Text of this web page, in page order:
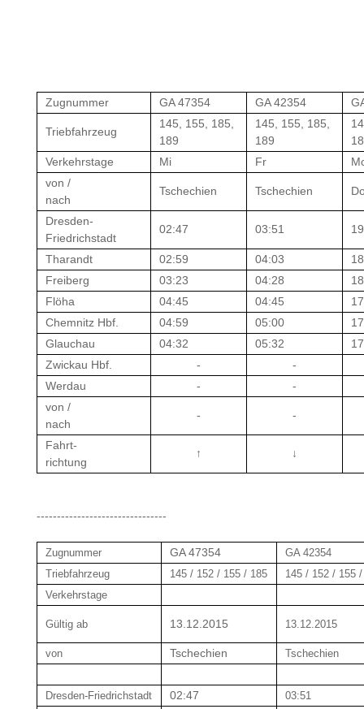
Zugnummer GA 47354 GA 42354
Triebfahrzeug
145, 155, 185,
189
145, 155, 185,
189
Verkehrstage
Mi Fr
von /
nach
Tschechien Tschechien
Dresden-
Friedrichstadt
02:47 03:51
Tharandt 02:59 04:03
Freiberg
03:23 04:28
Flöha
04:45 04:45
Chemnitz Hbf.
04:59 05:00
Glauchau
04:32 05:32
Zwickau Hbf.
-
-
Werdau
-
-
von /
nach
- -
Fahrt-
richtung
↑ ↓
--------------------------------
Zugnummer GA 47354
GA 42354
Triebfahrzeug
145 / 152 / 155 / 185
145 / 152 / 155
Verkehrstage
Gültig ab 13.12.2015 13.12.2015
von Tschechien Tschechien
Dresden-Friedrichstadt 02:47
03:51